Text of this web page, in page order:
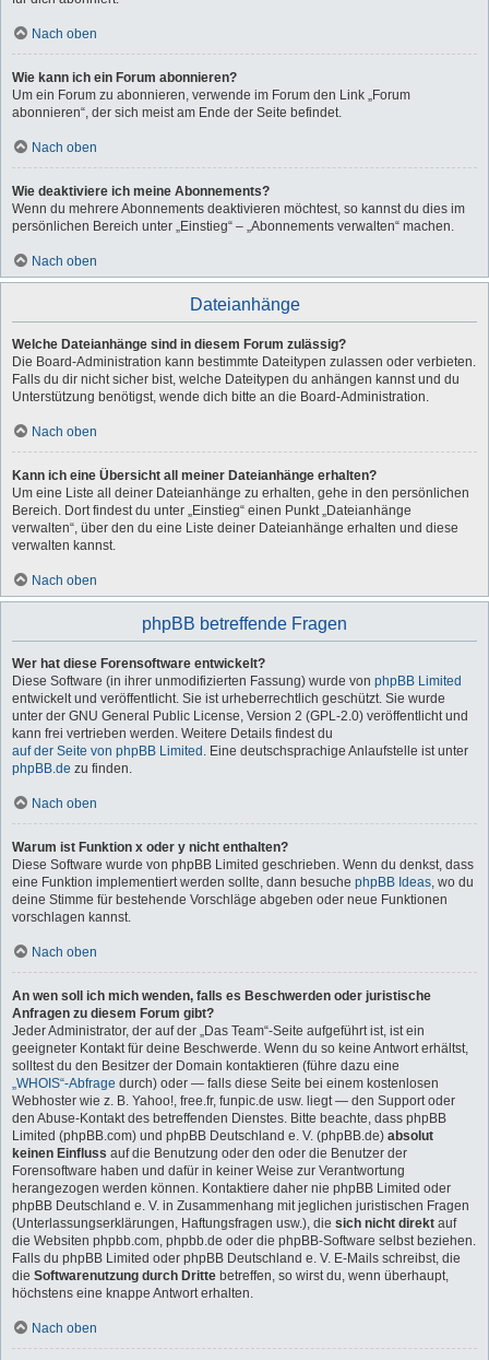
Nach oben
Wie kann ich ein Forum abonnieren?
Um ein Forum zu abonnieren, verwende im Forum den Link „Forum
abonnieren“, der sich meist am Ende der Seite befindet.
Nach oben
Wie deaktiviere ich meine Abonnements?
Wenn du mehrere Abonnements deaktivieren möchtest, so kannst du dies im
persönlichen Bereich unter „Einstieg“ – „Abonnements verwalten“ machen.
Nach oben
Dateianhänge
Welche Dateianhänge sind in diesem Forum zulässig?
Die Board-Administration kann bestimmte Dateitypen zulassen oder verbieten.
Falls du dir nicht sicher bist, welche Dateitypen du anhängen kannst und du
Unterstützung benötigst, wende dich bitte an die Board-Administration.
Nach oben
Kann ich eine Übersicht all meiner Dateianhänge erhalten?
Um eine Liste all deiner Dateianhänge zu erhalten, gehe in den persönlichen
Bereich. Dort findest du unter „Einstieg“ einen Punkt „Dateianhänge
verwalten“, über den du eine Liste deiner Dateianhänge erhalten und diese
verwalten kannst.
Nach oben
phpBB betreffende Fragen
Wer hat diese Forensoftware entwickelt?
Diese Software (in ihrer unmodifizierten Fassung) wurde von phpBB Limited
entwickelt und veröffentlicht. Sie ist urheberrechtlich geschützt. Sie wurde
unter der GNU General Public License, Version 2 (GPL-2.0) veröffentlicht und
kann frei vertrieben werden. Weitere Details findest du
auf der Seite von phpBB Limited . Eine deutschsprachige Anlaufstelle ist unter
phpBB.de zu finden.
Nach oben
Warum ist Funktion x oder y nicht enthalten?
Diese Software wurde von phpBB Limited geschrieben. Wenn du denkst, dass
eine Funktion implementiert werden sollte, dann besuche phpBB Ideas, wo du
deine Stimme für bestehende Vorschläge abgeben oder neue Funktionen
vorschlagen kannst.
Nach oben
An wen soll ich mich wenden, falls es Beschwerden oder juristische
Anfragen zu diesem Forum gibt?
Jeder Administrator, der auf der „Das Team“-Seite aufgeführt ist, ist ein
geeigneter Kontakt für deine Beschwerde. Wenn du so keine Antwort erhältst,
solltest du den Besitzer der Domain kontaktieren (führe dazu eine
„WHOIS“-Abfrage durch) oder — falls diese Seite bei einem kostenlosen
Webhoster wie z. B. Yahoo!, free.fr, funpic.de usw. liegt — den Support oder
den Abuse-Kontakt des betreffenden Dienstes. Bitte beachte, dass phpBB
Limited (phpBB.com) und phpBB Deutschland e. V. (phpBB.de) absolut
keinen Einfluss auf die Benutzung oder den oder die Benutzer der
Forensoftware haben und dafür in keiner Weise zur Verantwortung
herangezogen werden können. Kontaktiere daher nie phpBB Limited oder
phpBB Deutschland e. V. in Zusammenhang mit jeglichen juristischen Fragen
(Unterlassungserklärungen, Haftungsfragen usw.), die sich nicht direkt auf
die Websiten phpbb.com, phpbb.de oder die phpBB-Software selbst beziehen.
Falls du phpBB Limited oder phpBB Deutschland e. V. E-Mails schreibst, die
die Softwarenutzung durch Dritte betreffen, so wirst du, wenn überhaupt,
höchstens eine knappe Antwort erhalten.
Nach oben